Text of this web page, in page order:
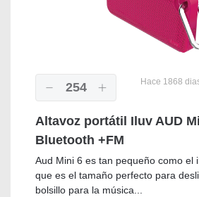
254 Hace 1868
Altavoz portátil Iluv AUD
Bluetooth +FM
Aud Mini 6 es tan pequeño como el
que es el tamaño perfecto para
bolsillo para la música...